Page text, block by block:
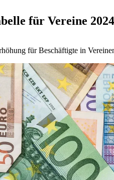
für Vereine 2024
für Beschäftigte in